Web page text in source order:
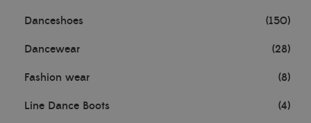
Danceshoes (150)
Dancewear (28)
Fashion wear (8)
Line Dance Boots (4)